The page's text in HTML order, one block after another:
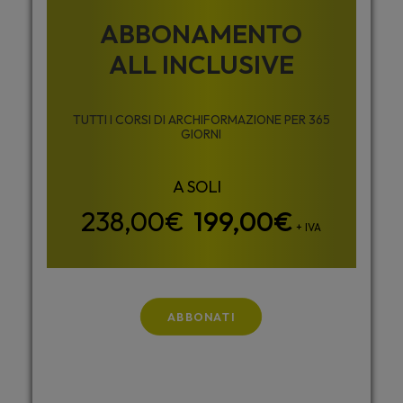
ABBONAMENTO
ALL INCLUSIVE
TUTTI I CORSI DI ARCHIFORMAZIONE PER 365
GIORNI
199,00€ + IVA
ABBONATI